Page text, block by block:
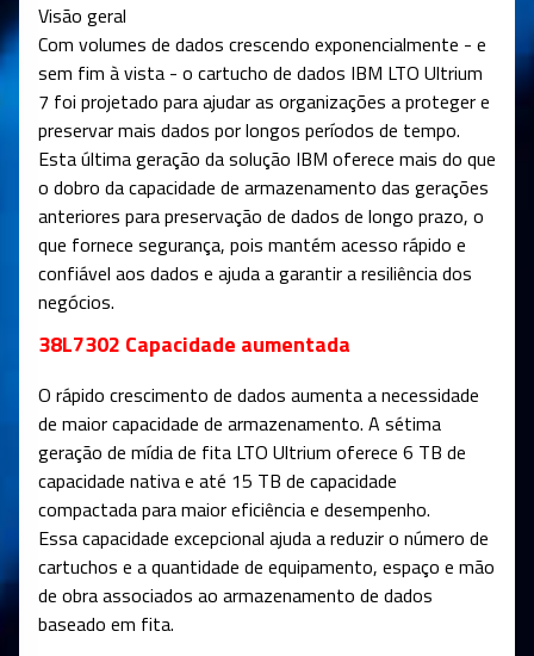
Visão geral
Com volumes de dados crescendo exponencialmente - e
sem fim à vista - o cartucho de dados IBM LTO Ultrium
7 foi projetado para ajudar as organizações a proteger e
preservar mais dados por longos períodos de tempo.
Esta última geração da solução IBM oferece mais do que
o dobro da capacidade de armazenamento das gerações
anteriores para preservação de dados de longo prazo, o
que fornece segurança, pois mantém acesso rápido e
confiável aos dados e ajuda a garantir a resiliência dos
negócios.
38L7302 Capacidade aumentada
O rápido crescimento de dados aumenta a necessidade
de maior capacidade de armazenamento. A sétima
geração de mídia de fita LTO Ultrium oferece 6 TB de
capacidade nativa e até 15 TB de capacidade
compactada para maior eficiência e desempenho.
Essa capacidade excepcional ajuda a reduzir o número de
cartuchos e a quantidade de equipamento, espaço e mão
de obra associados ao armazenamento de dados
baseado em fita.